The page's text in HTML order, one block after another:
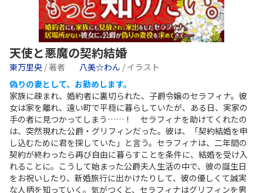
天使と悪魔の契約結婚
東万里央 / 著者 八美☆わん / イラスト
偽りの妻として、お勤めします。
家族に疎まれ、婚約者に裏切られた、子爵令嬢のセラフィナ。彼
女は家を離れ、遠い町で平穏に暮らしていたが、ある日、実家の
手の者に見つかってしまう……！ セラフィナを助けてくれたの
は、突然現れた公爵・グリフィンだった。彼は、「契約結婚を申
し込むために君を探していた」と言う。セラフィナは、二年間の
契約が終わったら再び自由に暮らすことを条件に、結婚を受け入
れることに。こうして始まった公爵夫人生活の中で、彼の誕生日
をお祝いしたり、新婚旅行に出かけたりして、彼の優しくて誠実
な人柄を知っていく。気がつくと、セラフィナはグリフィンを男